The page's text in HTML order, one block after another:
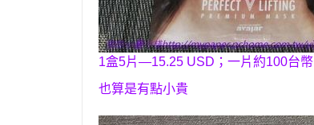
1盒5片—15.25 USD ； 一片約100台幣
也算是有點小貴